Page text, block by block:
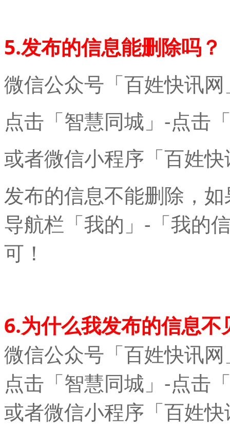
5.发布的信息能删除吗？
微信公众号「百姓快讯网
点击「智慧同城」-点击
或者微信小程序 「百姓
发布的信息不能删除，
导航栏「我的」-「我的
可！
6.为什么我发布的信息不
微信公众号「百姓快讯网
点击「智慧同城」-点击
或者微信小程序「百姓